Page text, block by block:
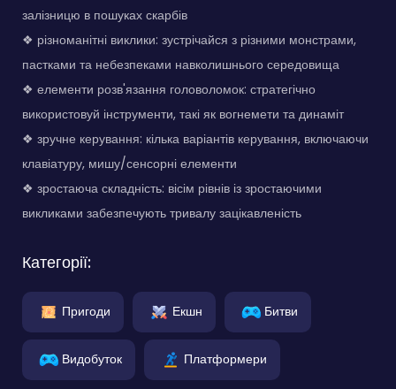
залізницю в пошуках скарбів
❖ різноманітні виклики: зустрічайся з різними монстрами,
пастками та небезпеками навколишнього середовища
❖ елементи розв'язання головоломок: стратегічно
використовуй інструменти, такі як вогнемети та динаміт
❖ зручне керування: кілька варіантів керування, включаючи
клавіатуру, мишу/сенсорні елементи
❖ зростаюча складність: вісім рівнів із зростаючими
викликами забезпечують тривалу зацікавленість
Категорії:
Пригоди Екшн Битви
Видобуток Платформери